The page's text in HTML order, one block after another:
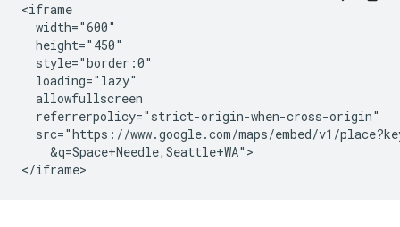
<iframe
  width="600"
  height="450"
  style="border:0"
  loading="lazy"
  allowfullscreen
  referrerpolicy="strict-origin-when-cross-origin"
src="https://www.google.com/maps/embed/v1/
    &q=Space+Needle,Seattle+WA">
</iframe>